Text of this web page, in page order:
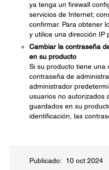
ya tenga un firewall
servicios de Internet;
confirmar. Para obtener
y utilice una dirección IP
Cambiar la contraseña
en su producto
Si su producto tiene una
contraseña de
administrador
usuarios no autorizados
guardados en su
identificación, las
Publicado: 10 oct 2024